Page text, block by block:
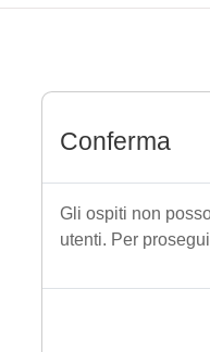
Conferma
Gli ospiti non
utenti. Per